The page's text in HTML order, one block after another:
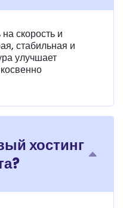
скорость и
стабильная и
улучшает
хостинг